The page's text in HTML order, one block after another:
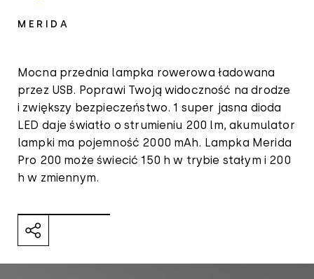
MERIDA
Mocna przednia lampka rowerowa ładowana
przez USB. Poprawi Twoją widoczność na drodze
i zwiększy bezpieczeństwo. 1 super jasna dioda
LED daje światło o strumieniu 200 lm, akumulator
lampki ma pojemność 2000 mAh. Lampka Merida
Pro 200 może świecić 150 h w trybie stałym i 200
h w zmiennym.